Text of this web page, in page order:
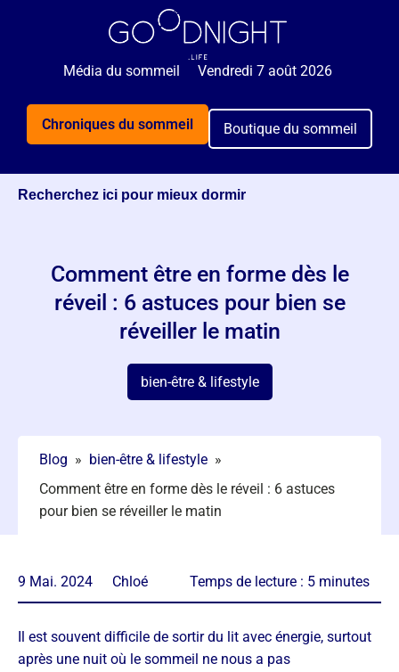
Média du sommeil Vendredi 7 août 2026
Chroniques du sommeil Boutique du sommeil
Recherchez ici pour mieux dormir
Comment être en forme dès le
réveil : 6 astuces pour bien se
réveiller le matin
bien-être & lifestyle
Blog » bien-être & lifestyle »
Comment être en forme dès le réveil : 6 astuces
pour bien se réveiller le matin
9 Mai. 2024 Chloé Temps de lecture : 5 minutes
Il est souvent difficile de sortir du lit avec énergie, surtout
après une nuit où le sommeil ne nous a pas
🌙 Rejoignez 5 000+ personnes qui reçoivent
GRATUITEMENT nos astuces sommeil 2x par semaine.